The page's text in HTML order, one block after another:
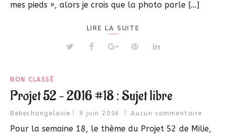
mes pieds », alors je crois que la photo parle […]
LIRE LA SUITE
NON CLASSÉ
Projet 52 – 2016 #18 : Sujet libre
Bebechangelavie 9 juin 2016 Aucun commentaire
Pour la semaine 18, le thème du Projet 52 de Milie,